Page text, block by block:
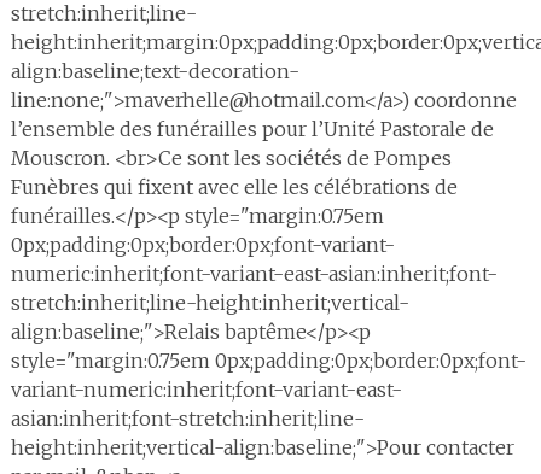
stretch:inherit;line-
align:baseline;text-decoration-
line:none;">maverhelle@hotmail.com</a>) coordonne
l’ensemble des funérailles pour l’Unité Pastorale de
Mouscron. <br>Ce sont les sociétés de Pompes
Funèbres qui fixent avec elle les célébrations de
funérailles.</p><p style="margin:0.75em
0px;padding:0px;border:0px;font-variant-
numeric:inherit;font-variant-east-asian:inherit;font-
stretch:inherit;line-height:inherit;vertical-
align:baseline;">Relais baptême</p><p
style="margin:0.75em 0px;padding:0px;border:0px;font-
variant-numeric:inherit;font-variant-east-
asian:inherit;font-stretch:inherit;line-
height:inherit;vertical-align:baseline;">Pour contacter